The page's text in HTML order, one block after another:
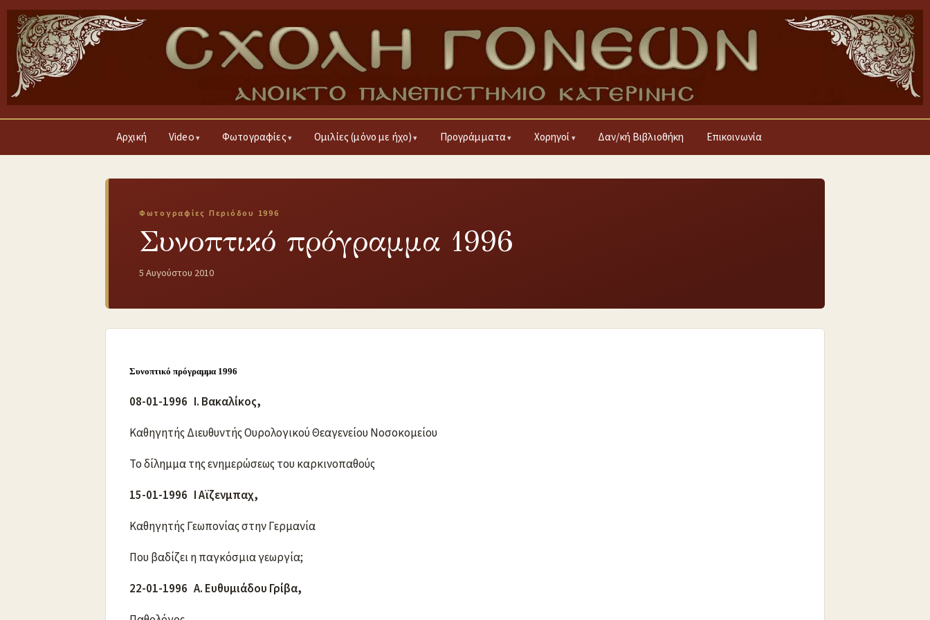
Αρχική Video Φωτογραφίες Ομιλίες (μόνο με ήχο) Προγράμματα Χορηγοί Δαν/κή Βιβλιοθήκη Επικοινωνία
Φωτογραφίες Περιόδου 1996
Συνοπτικό πρόγραμμα 1996
5 Αυγούστου 2010
Συνοπτικό πρόγραμμα 1996
08-01-1996 Ι. Βακαλίκος,
Καθηγητής Διευθυντής Ουρολογικού Θεαγενείου Νοσοκομείου
Το δίλημμα της ενημερώσεως του καρκινοπαθούς
15-01-1996 Ι Αϊζενμπαχ,
Καθηγητής Γεωπονίας στην Γερμανία
Που βαδίζει η παγκόσμια γεωργία;
22-01-1996 Α. Ευθυμιάδου Γρίβα,